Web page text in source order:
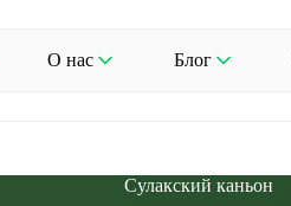
О нас Блог